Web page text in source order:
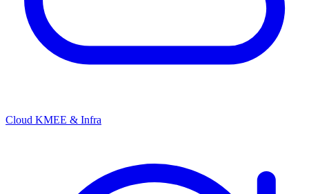
Cloud KMEE & Infra